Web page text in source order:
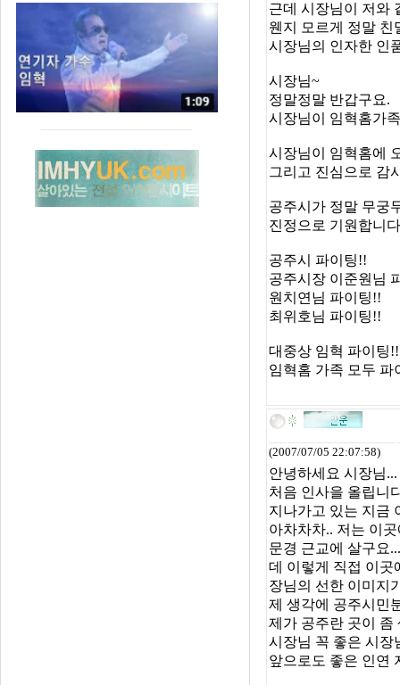
근데 시장님이 저와
웬지 모르게 정말 친
시장님의 인자한 인
시장님~
정말정말 반갑구요.
시장님이 임혁홈가
시장님이 임혁홈에
그리고 진심으로 감
공주시가 정말 무궁
진정으로 기원합니
공주시 파이팅!!
공주시장 이준원님
원치연님 파이팅!!
최위호님 파이팅!!
대중상 임혁 파이팅!!
임혁홈 가족 모두 파
(2007/07/05 22:07:58)
안녕하세요 시장님...
처음 인사을 올립니
지나가고 있는 지금
아차차차.. 저는 이
문경 근교에 살구요
데 이렇게 직접 이곳
장님의 선한 이미지
제 생각에 공주시민
제가 공주란 곳이 좀
시장님 꼭 좋은 시장
앞으로도 좋은 인연